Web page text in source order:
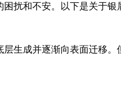
扰和不安。以下是关于银
生成并逐渐向表面迁移